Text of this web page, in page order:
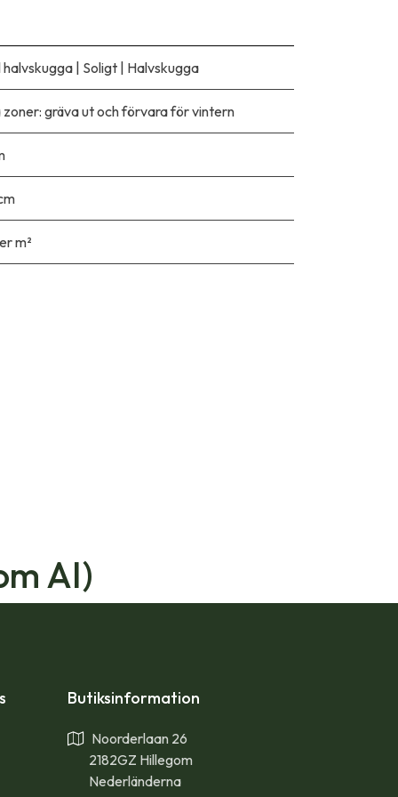
halvskugga Soligt Halvskugga
zoner: gräva ut och förvara för vintern
m²
AI)
Butiksinformation
Noorderlaan 26
2182GZ Hillegom
Nederländerna